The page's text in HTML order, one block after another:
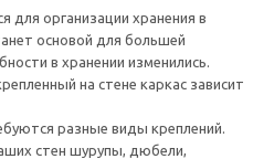
для организации хранения в
основой для большей
в хранении изменились.
на стене каркас зависит
разные виды креплений.
стен шурупы, дюбели,